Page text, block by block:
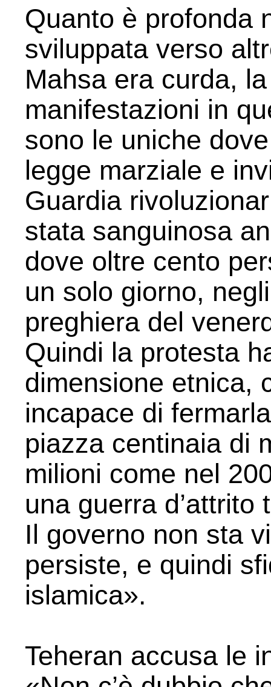
Quanto è profonda
sviluppata verso
Mahsa era curda,
manifestazioni in
sono le uniche
legge marziale e
Guardia
stata sanguinosa
dove oltre cento
un solo giorno,
preghiera del
Quindi la protesta
dimensione etnica,
incapace di
piazza centinaia di
milioni come nel
una guerra
Il governo non sta
persiste, e quindi
islamica».
Teheran accusa le